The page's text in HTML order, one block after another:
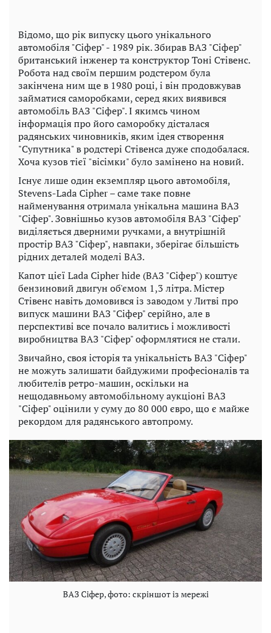
Відомо, що рік випуску цього унікального
автомобіля "Сіфер" - 1989 рік. Збирав ВАЗ "Сіфер"
британський інженер та конструктор Тоні Стівенс.
Робота над своїм першим родстером була
закінчена ним ще в 1980 році, і він продовжував
займатися саморобками, серед яких виявився
автомобіль ВАЗ "Сіфер". І якимсь чином
інформація про його саморобку дісталася
радянських чиновників, яким ідея створення
"Супутника" в родстері Стівенса дуже сподобалася.
Хоча кузов тієї "вісімки" було замінено на новий.
Існує лише один екземпляр цього автомобіля,
Stevens-Lada Cipher – саме таке повне
найменування отримала унікальна машина ВАЗ
"Сіфер". Зовнішньо кузов автомобіля ВАЗ "Сіфер"
виділяється дверними ручками, а внутрішній
простір ВАЗ "Сіфер", навпаки, зберігає більшість
рідних деталей моделі ВАЗ.
Капот цієї Lada Cipher hide (ВАЗ "Сіфер") коштує
бензиновий двигун об'ємом 1,3 літра. Містер
Стівенс навіть домовився із заводом у Литві про
випуск машини ВАЗ "Сіфер" серійно, але в
перспективі все почало валитись і можливості
виробництва ВАЗ "Сіфер" оформлятися не стали.
Звичайно, своя історія та унікальність ВАЗ "Сіфер"
не можуть залишати байдужими професіоналів та
любителів ретро-машин, оскільки на
нещодавньому автомобільному аукціоні ВАЗ
"Сіфер" оцінили у суму до 80 000 євро, що є майже
рекордом для радянського автопрому.
ВАЗ Сіфер, фото: скріншот із мережі